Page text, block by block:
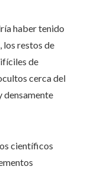
haber tenido
los restos de
de
cerca del
densamente
científicos